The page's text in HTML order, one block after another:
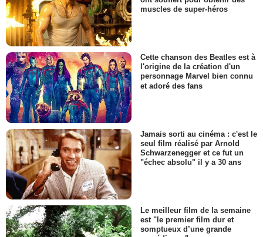
muscles de super-héros
Cette chanson des Beatles est à
l'origine de la création d'un
personnage Marvel bien connu
et adoré des fans
Jamais sorti au cinéma : c'est le
seul film réalisé par Arnold
Schwarzenegger et ce fut un
"échec absolu" il y a 30 ans
Le meilleur film de la semaine
est "le premier film dur et
somptueux d’une grande